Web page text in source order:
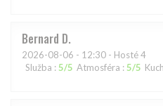
Bernard D
2026-08-06 - 12:30 - Hosté 4
Služba : 5/5 Atmosféra : 5/5